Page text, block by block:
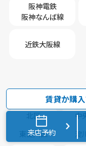
阪神電鉄
阪神なんば線
近鉄大阪線
北区
中
東淀川区
賃貸か購
来店予約